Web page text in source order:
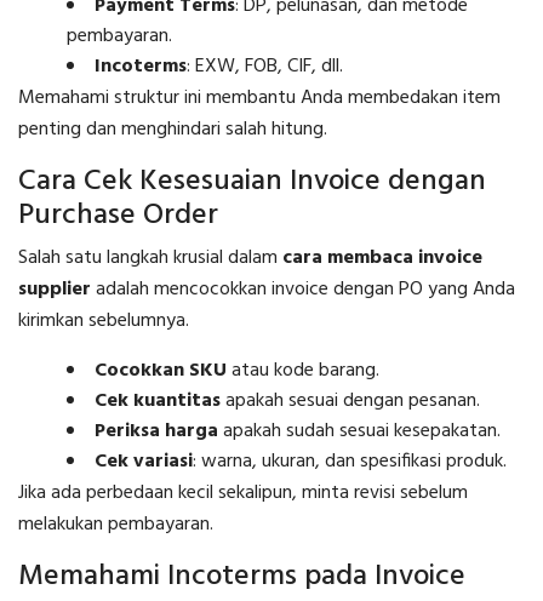
pembayaran.
Incoterms: EXW, FOB, CIF, dll.
Memahami struktur ini membantu Anda membedakan item
penting dan menghindari salah hitung.
Cara Cek Kesesuaian Invoice dengan
Purchase Order
Salah satu langkah krusial dalam cara membaca invoice
supplieradalah mencocokkan invoice dengan PO yang Anda
kirimkan sebelumnya.
Cocokkan SKUatau kode barang.
Cek kuantitasapakah sesuai dengan pesanan.
Periksa hargaapakah sudah sesuai kesepakatan.
Cek variasi: warna, ukuran, dan spesifikasi produk.
Jika ada perbedaan kecil sekalipun, minta revisi sebelum
melakukan pembayaran.
Memahami Incoterms pada Invoice